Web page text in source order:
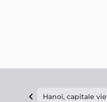
Hanoï, capitale